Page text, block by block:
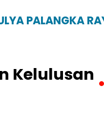
PALANGKA
Kelulusan